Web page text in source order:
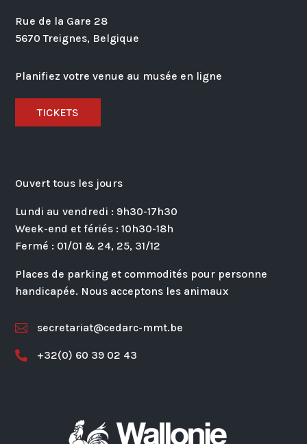
Rue de la Gare 28
5670 Treignes, Belgique
Planifiez votre venue au musée en ligne
TICKETS
Ouvert tous les jours
Lundi au vendredi : 9h30-17h30
Week-end et fériés : 10h30-18h
Fermé : 01/01 & 24, 25, 31/12
Places de parking et commodités pour personne
handicapée. Nous acceptons les animaux
 secretariat@cedarc-mmt.be
 +32(0) 60 39 02 43